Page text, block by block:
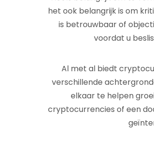
het ook belangrijk is om
is betrouwbaar of
voordat u
Al met al biedt
verschillende
elkaar te helpen
cryptocurrencies of een